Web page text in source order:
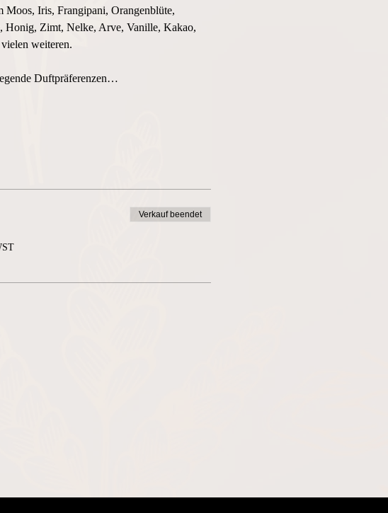
Moos, Iris, Frangipani, Orangenblüte,
Honig, Zimt, Nelke, Arve, Vanille, Kakao,
weiteren.
Duftpräferenzen…
Verkauf beendet